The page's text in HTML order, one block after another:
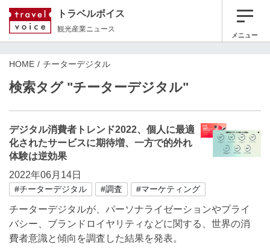
トラベルボイス
観光産業ニュース
メニュー
HOME チーターデジタル
検索タグ "チーターデジタル"
デジタル消費者トレンド2022、個人に最適
化されたサービスに期待増、一方で的外れ
体験は逆効果
2022年06月14日
#チーターデジタル #調査 #マーケティング
チーターデジタルが、パーソナライゼーションやプライ
バシー、ブランドロイヤリティなどに関する、世界の消
費者意識と傾向を調査した結果を発表。